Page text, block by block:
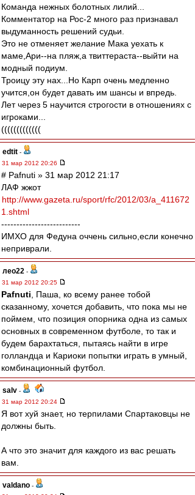
Команда нежных болотных лилий...
Комментатор на Рос-2 много раз признавал
выдуманность решений судьи.
Это не отменяет желание Мака уехать к
маме,Ари--на пляж,а твиттераста--выйти на
модный подиум.
Троицу эту нах...Но Карп очень медленно
учится,он будет давать им шансы и впредь.
Лет через 5 научится строгости в отношениях с
игроками...
(((((((((((((
edtit -
31 мар 2012 20:26
# Pafnuti » 31 мар 2012 21:17
ЛАФ жжот
http://www.gazeta.ru/sport/rfc/2012/03/a_411672
1.shtml
--------------------------
ИМХО для Федуна оччень сильно,если конечно
неприврали.
лео22 -
31 мар 2012 20:25
Pafnuti , Паша, ко всему ранее тобой
сказанному, хочется добавить, что пока мы не
поймем, что позиция опорника одна из самых
основных в современном футболе, то так и
будем барахтаться, пытаясь найти в игре
голландца и Кариоки попытки играть в умный,
комбинационный футбол.
salv -
31 мар 2012 20:24
Я вот хуй знает, но терпилами Спартаковцы не
должны быть.
А что это значит для каждого из вас решать
вам.
valdano -